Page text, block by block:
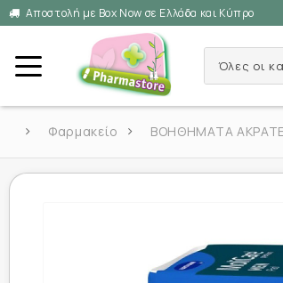
Αποστολή με Box Now σε Ελλάδα και Κύπρο
Όλες οι
Φαρμακείο ΒΟΗΘΗΜΑΤΑ